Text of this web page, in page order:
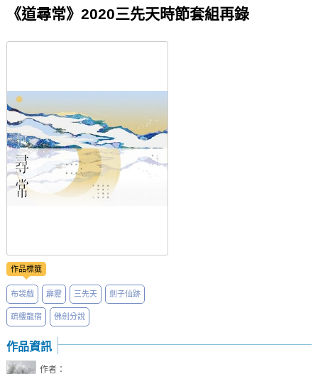
會員功能選單
《道尋常》2020三先天時節套組再錄
作品標籤
布袋戲 霹靂 三先天 劍子仙跡
疏樓龍宿 佛劍分說
作品資訊
作者：